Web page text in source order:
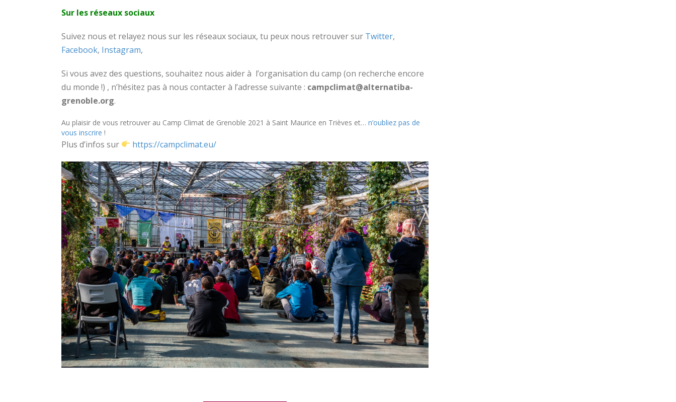
Sur les réseaux sociaux
Suivez nous et relayez nous sur les réseaux sociaux, tu peux nous retrouver sur Twitter,
Facebook, Instagram,
Si vous avez des questions, souhaitez nous aider à l’organisation du camp (on recherche encore
du monde !) , n’hésitez pas à nous contacter à l’adresse suivante : campclimat@alternatiba-
grenoble.org.
Au plaisir de vous retrouver au Camp Climat de Grenoble 2021 à Saint Maurice en Trièves et… n’oubliez pas de
vous inscrire !
Plus d’infos sur https://campclimat.eu/